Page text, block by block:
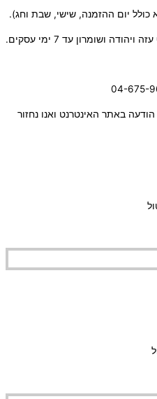
ושומרון עד 7 ימי עסקים.
או להשאיר הודעה באתר האינטרנט ואנו נחזור